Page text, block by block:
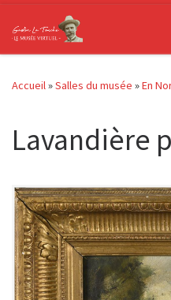
Passer au contenu
Accueil»Salles du musée »En
Lavandière